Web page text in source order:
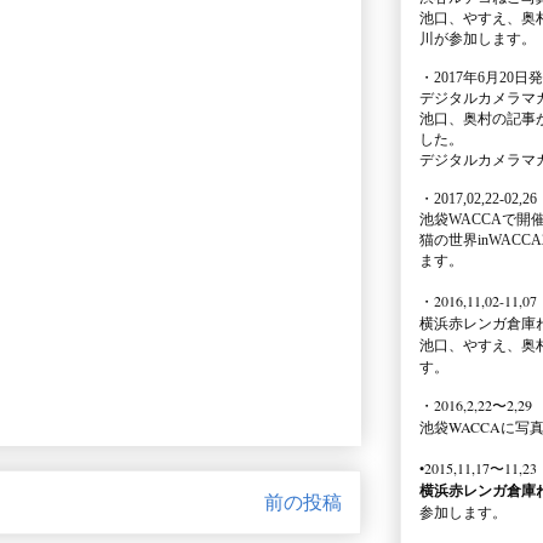
前の投稿
池口、やすえ、奥
川が参加します。
・2017年6月20日
デジタルカメラマ
池口、奥村の記事
した。
デジタルカメラマ
・2017,02,22-02,26
池袋WACCAで開
猫の世界
ます。
・2016,11,02-11,07
横浜赤レンガ倉庫
池口、やすえ、奥
す。
・2016,2,22〜2,29
池袋WACCAに写
•2015,11,17〜11,23
横浜赤レンガ倉庫
参加します。